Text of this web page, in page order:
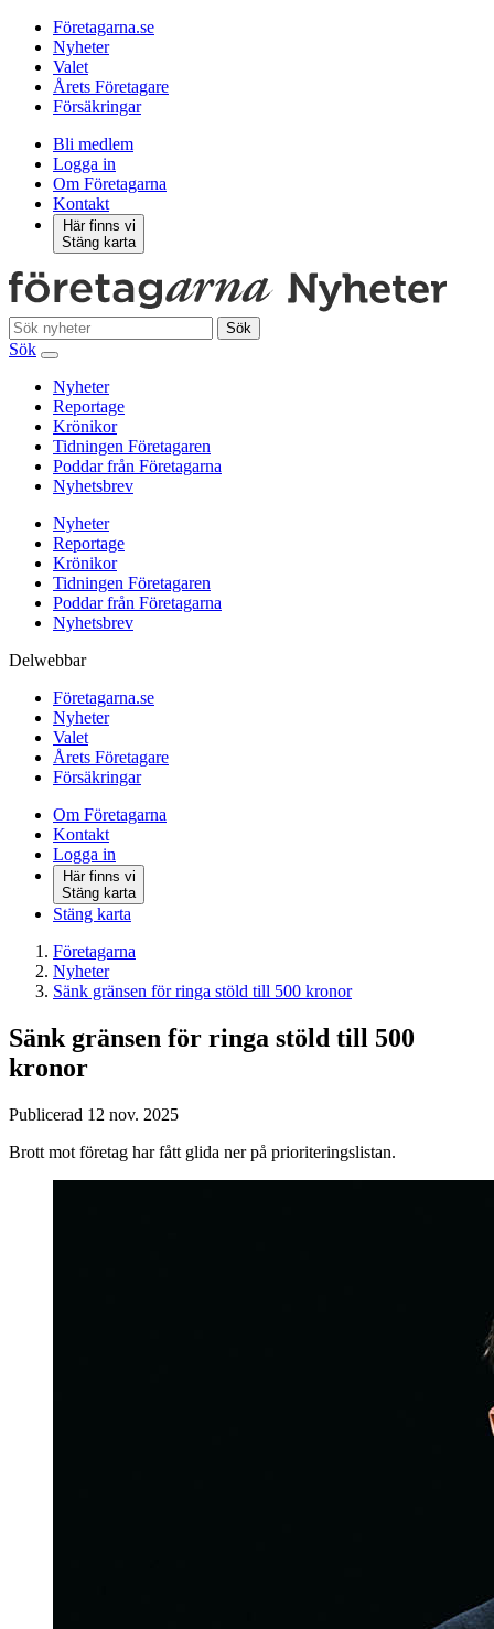
Företagarna.se
Nyheter
Valet
Årets Företagare
Försäkringar
Bli medlem
Logga in
Om Företagarna
Kontakt
Här finns vi
Stäng karta
Sök
Sök
Nyheter
Reportage
Krönikor
Tidningen Företagaren
Poddar från Företagarna
Nyhetsbrev
Nyheter
Reportage
Krönikor
Tidningen Företagaren
Poddar från Företagarna
Nyhetsbrev
Delwebbar
Företagarna.se
Nyheter
Valet
Årets Företagare
Försäkringar
Om Företagarna
Kontakt
Logga in
Här finns vi
Stäng karta
Stäng karta
Företagarna
Nyheter
Sänk gränsen för ringa stöld till 500 kronor
Sänk gränsen för ringa stöld till 500
kronor
Publicerad 12 nov. 2025
Brott mot företag har fått glida ner på prioriteringslistan.